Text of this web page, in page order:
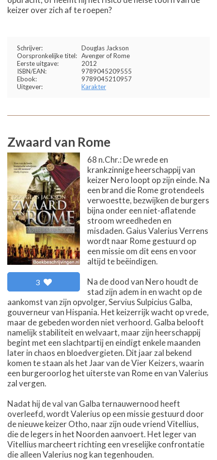
keizer over zich af te roepen?
Schrijver:
Douglas Jackson
Oorspronkelijke titel: Avenger of Rome
Eerste uitgave:
2012
ISBN/EAN:
9789045209555
Ebook:
9789045210957
Uitgever:
Karakter
Zwaard van Rome
3
68 n.Chr.: De wrede en
krankzinnige heerschappij van
keizer Nero loopt op zijn einde. Na
een brand die Rome grotendeels
verwoestte, bezwijken de burgers
bijna onder een niet-aflatende
stroom wreedheden en
misdaden. Gaius Valerius Verrens
wordt naar Rome gestuurd op
een missie om dit eens en voor
altijd te beëindigen.
Na de dood van Nero houdt de
stad zijn adem in en wacht op de
aankomst van zijn opvolger, Servius Sulpicius Galba,
gouverneur van Hispania. Het keizerrijk wacht op vrede,
maar de gebeden worden niet verhoord. Galba belooft
namelijk stabiliteit en welvaart, maar zijn heerschappij
begint met een slachtpartij en eindigt enkele maanden
later in chaos en bloedvergieten. Dit jaar zal bekend
komen te staan als het Jaar van de Vier Keizers, waarin
een burgeroorlog het uiterste van Rome en van Valerius
zal vergen.
Nadat hij de val van Galba ternauwernood heeft
overleefd, wordt Valerius op een missie gestuurd door
de nieuwe keizer Otho, naar zijn oude vriend Vitellius,
die de legers in het Noorden aanvoert. Het leger van
Vitellius marcheert richting een vreselijke confrontatie
die alleen Valerius nog kan tegenhouden.